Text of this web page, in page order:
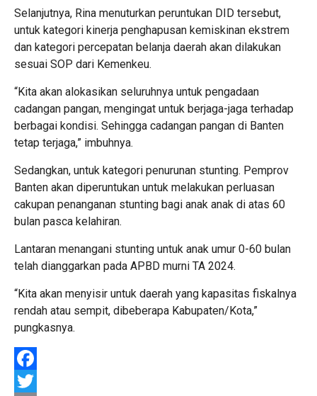
Selanjutnya, Rina menuturkan peruntukan DID tersebut,
untuk kategori kinerja penghapusan kemiskinan ekstrem
dan kategori percepatan belanja daerah akan dilakukan
sesuai SOP dari Kemenkeu.
“Kita akan alokasikan seluruhnya untuk pengadaan
cadangan pangan, mengingat untuk berjaga-jaga terhadap
berbagai kondisi. Sehingga cadangan pangan di Banten
tetap terjaga,” imbuhnya.
Sedangkan, untuk kategori penurunan stunting. Pemprov
Banten akan diperuntukan untuk melakukan perluasan
cakupan penanganan stunting bagi anak anak di atas 60
bulan pasca kelahiran.
Lantaran menangani stunting untuk anak umur 0-60 bulan
telah dianggarkan pada APBD murni TA 2024.
“Kita akan menyisir untuk daerah yang kapasitas fiskalnya
rendah atau sempit, dibeberapa Kabupaten/Kota,”
pungkasnya.
Facebook